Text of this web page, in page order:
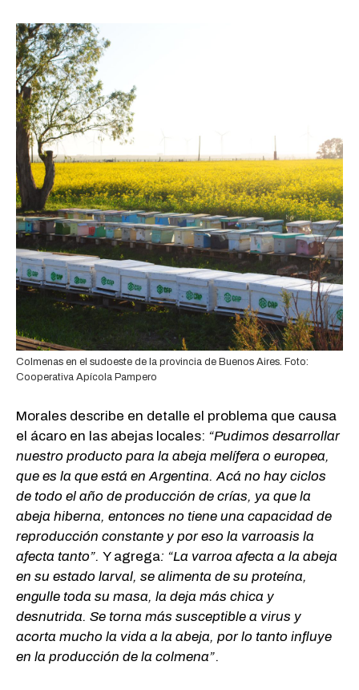
Colmenas en el sudoeste de la provincia de Buenos Aires. Foto:
Cooperativa Apícola Pampero
Morales describe en detalle el problema que causa
el ácaro en las abejas locales: “Pudimos desarrollar
nuestro producto para la abeja melífera o europea,
que es la que está en Argentina. Acá no hay ciclos
de todo el año de producción de crías, ya que la
abeja hiberna, entonces no tiene una capacidad de
reproducción constante y por eso la varroasis la
afecta tanto”. Y agrega: “La varroa afecta a la abeja
en su estado larval, se alimenta de su proteína,
engulle toda su masa, la deja más chica y
desnutrida. Se torna más susceptible a virus y
acorta mucho la vida a la abeja, por lo tanto influye
en la producción de la colmena”.